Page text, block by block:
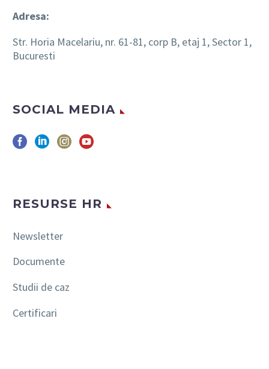
Adresa:
Str. Horia Macelariu, nr. 61-81, corp B, etaj 1, Sector 1,
Bucuresti
SOCIAL MEDIA
RESURSE HR
Newsletter
Documente
Studii de caz
Certificari